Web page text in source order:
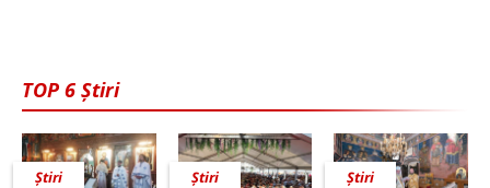
TOP 6 Știri
Știri Știri Știri